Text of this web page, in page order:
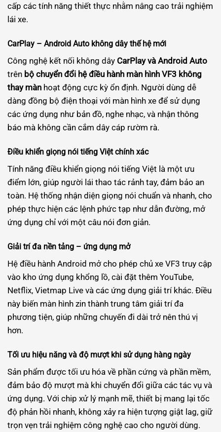
cấp các tính năng thiết thực nhằm nâng cao trải nghiệm
lái xe.
CarPlay – Android Auto không dây thế hệ mới
Công nghệ kết nối không dây CarPlay và Android Auto
trên bộ chuyển đổi hệ điều hành màn hình VF3 không
thay màn hoạt động cực kỳ ổn định. Người dùng dễ
dàng đồng bộ điện thoại với màn hình xe để sử dụng
các ứng dụng như bản đồ, nghe nhạc, và nhận thông
báo mà không cần cắm dây cáp rườm rà.
Điều khiển giọng nói tiếng Việt chính xác
Tính năng điều khiển giọng nói tiếng Việt là một ưu
điểm lớn, giúp người lái thao tác rảnh tay, đảm bảo an
toàn. Hệ thống nhận diện giọng nói chuẩn và nhanh, cho
phép thực hiện các lệnh phức tạp như dẫn đường, mở
ứng dụng chỉ với một câu nói đơn giản.
Giải trí đa nền tảng – ứng dụng mở
Hệ điều hành Android mở cho phép chủ xe VF3 truy cập
vào kho ứng dụng khổng lồ, cài đặt thêm YouTube,
Netflix, Vietmap Live và các ứng dụng giải trí khác. Điều
này biến màn hình zin thành trung tâm giải trí đa
phương tiện, giúp những chuyến đi dài trở nên thú vị
hơn.
Tối ưu hiệu năng và độ mượt khi sử dụng hàng ngày
Sản phẩm được tối ưu hóa về phần cứng và phần mềm,
đảm bảo độ mượt mà khi chuyển đổi giữa các tác vụ và
ứng dụng. Với chip xử lý mạnh mẽ, thiết bị mang lại tốc
độ phản hồi nhanh, không xảy ra hiện tượng giật lag, giữ
trọn vẹn trải nghiệm công nghệ cao cho người dùng.